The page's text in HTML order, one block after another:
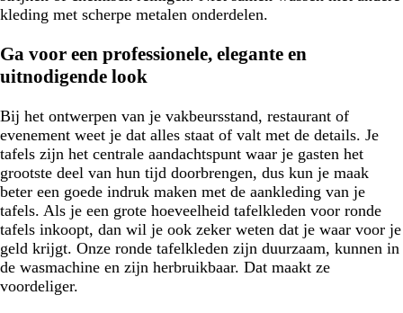
kleding met scherpe metalen onderdelen.
Ga voor een professionele, elegante en
uitnodigende look
Bij het ontwerpen van je vakbeursstand, restaurant of
evenement weet je dat alles staat of valt met de details. Je
tafels zijn het centrale aandachtspunt waar je gasten het
grootste deel van hun tijd doorbrengen, dus kun je maak
beter een goede indruk maken met de aankleding van je
tafels. Als je een grote hoeveelheid tafelkleden voor ronde
tafels inkoopt, dan wil je ook zeker weten dat je waar voor je
geld krijgt. Onze ronde tafelkleden zijn duurzaam, kunnen in
de wasmachine en zijn herbruikbaar. Dat maakt ze
voordeliger.